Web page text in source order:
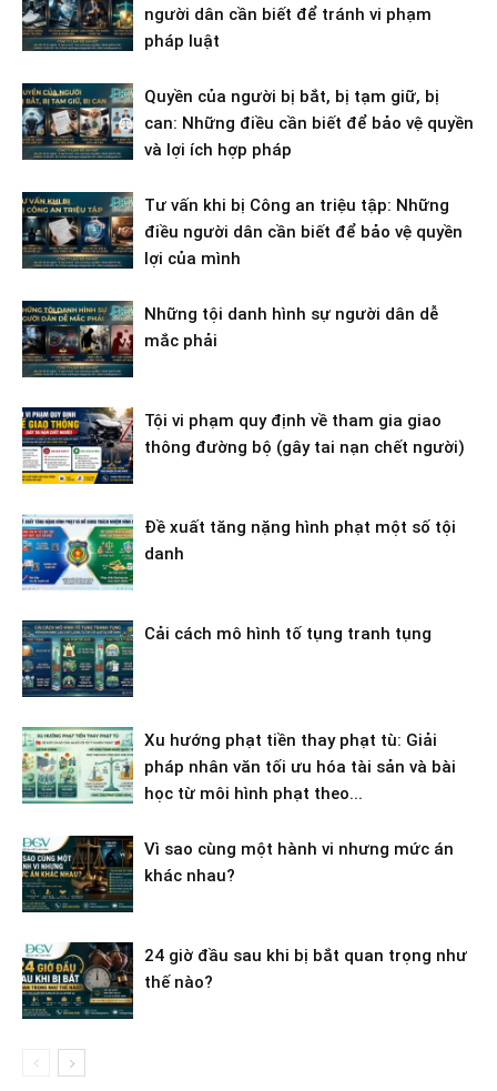
người dân cần biết để tránh vi phạm
pháp luật
Quyền của người bị bắt, bị tạm giữ, bị
can: Những điều cần biết để bảo vệ quyền
và lợi ích hợp pháp
Tư vấn khi bị Công an triệu tập: Những
điều người dân cần biết để bảo vệ quyền
lợi của mình
Những tội danh hình sự người dân dễ
mắc phải
Tội vi phạm quy định về tham gia giao
thông đường bộ (gây tai nạn chết người)
Đề xuất tăng nặng hình phạt một số tội
danh
Cải cách mô hình tố tụng tranh tụng
Xu hướng phạt tiền thay phạt tù: Giải
pháp nhân văn tối ưu hóa tài sản và bài
học từ môi hình phạt theo...
Vì sao cùng một hành vi nhưng mức án
khác nhau?
24 giờ đầu sau khi bị bắt quan trọng như
thế nào?